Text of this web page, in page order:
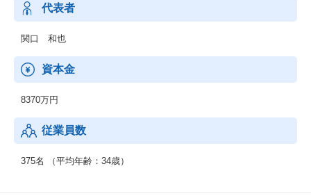
代表者
関口 和也
資本金
8370万円
従業員数
375名 （平均年齢：34歳）